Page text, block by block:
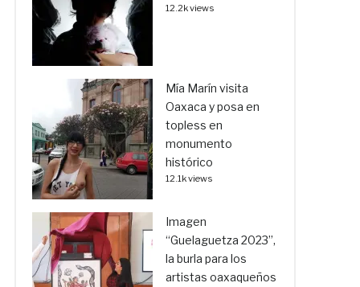
12.2k views
Mía Marín visita
Oaxaca y posa en
topless en
monumento
histórico
12.1k views
Imagen
“Guelaguetza 2023”,
la burla para los
artistas oaxaqueños